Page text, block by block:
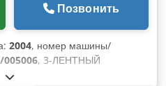
Позвонить
2004, номер машины/
005006, 3-ЛЕНТНЫЙ
СТАНОК DMC МОД.